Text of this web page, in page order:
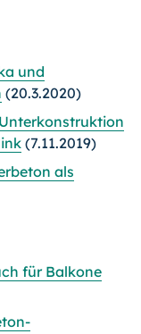
und
(20.3.2020)
(7.11.2019)
als
für Balkone